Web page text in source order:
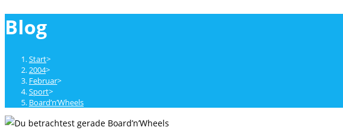
Blog
Start>
2004>
Februar>
Sport>
Board’n’Wheels